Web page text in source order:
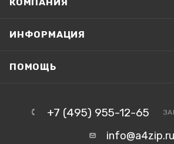
ИНФОРМАЦИЯ
ПОМОЩЬ
+7 (495) 955-12-65
info@a4zip.ru